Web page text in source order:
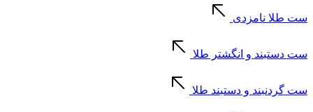
ست طلا نامزدی
ست دستبند و انگشتر طلا
ست گردنبند و دستبند طلا